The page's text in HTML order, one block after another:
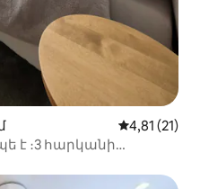
Միջին
4,81 (21)
է ։3 հարկանի